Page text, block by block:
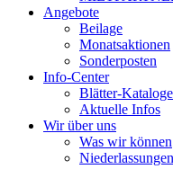
Angebote
Beilage
Monatsaktionen
Sonderposten
Info-Center
Blätter-Kataloge
Aktuelle Infos
Wir über uns
Was wir können
Niederlassungen